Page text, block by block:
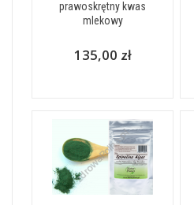
prawoskrętny kwas
mlekowy
135,00 zł